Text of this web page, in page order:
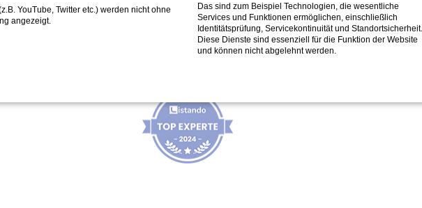
Top-Experte bei Listando
YouTube, Twitter etc.) werden nicht ohne
angezeigt.
Das sind zum Beispiel Technologien, die wesentliche
Services und Funktionen ermöglichen, einschließlich
Identitätsprüfung, Servicekontinuität und Standortsicherheit.
Diese Dienste sind essenziell für die Funktion der Website
und können nicht abgelehnt werden.